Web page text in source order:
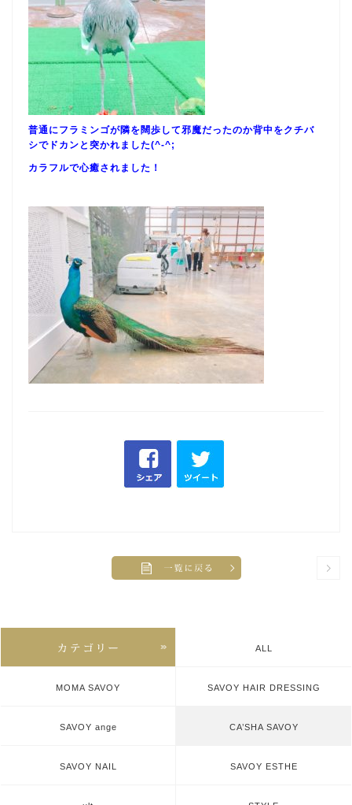
普通にフラミンゴが隣を闊歩して邪魔だったのか背中をクチバ
シでドカンと突かれました(^-^;
カラフルで心癒されました！
ALL
MOMA SAVOY SAVOY HAIR DRESSING
SAVOY ange CA’SHA SAVOY
SAVOY NAIL SAVOY ESTHE